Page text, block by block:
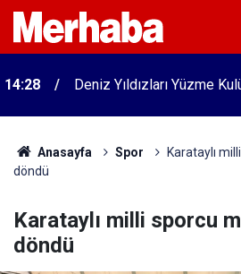
14:28 Deniz Yıldızları Yüzme
Anasayfa Spor
Karataylı
döndü
Karataylı milli sporcu
döndü